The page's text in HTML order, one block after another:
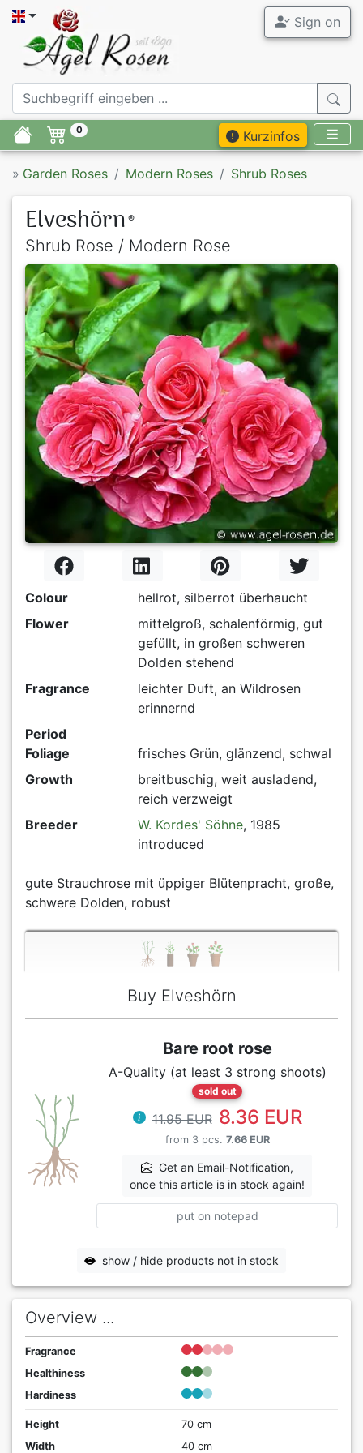
Sign on
0 Kurzinfos
» Garden Roses Modern Roses Shrub Roses
Elveshörn ®
Shrub Rose / Modern Rose
Colour
hellrot, silberrot überhaucht
Flower
mittelgroß, schalenförmig, gut
gefüllt, in großen schweren
Dolden stehend
Fragrance
leichter Duft, an Wildrosen
erinnernd
Period
Foliage
frisches Grün, glänzend, schwal
Growth
breitbuschig, weit ausladend,
reich verzweigt
Breeder
W. Kordes' Söhne, 1985
introduced
gute Strauchrose mit üppiger Blütenpracht, große,
schwere Dolden, robust
Buy Elveshörn
Bare root rose
A-Quality (at least 3 strong shoots)
sold out
11.95 EUR 8.36 EUR
from 3 pcs. 7.66 EUR
Get an Email-Notification,
once this article is in stock again!
put on notepad
show / hide products not in stock
Overview ...
Fragrance
Healthiness
Hardiness
Height
70 cm
Width
40 cm